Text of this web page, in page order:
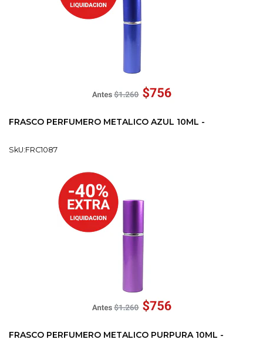
FRASCO PERFUMERO METALICO AZUL 10ML -
SkU:FRC1087
FRASCO PERFUMERO METALICO PURPURA 10ML -